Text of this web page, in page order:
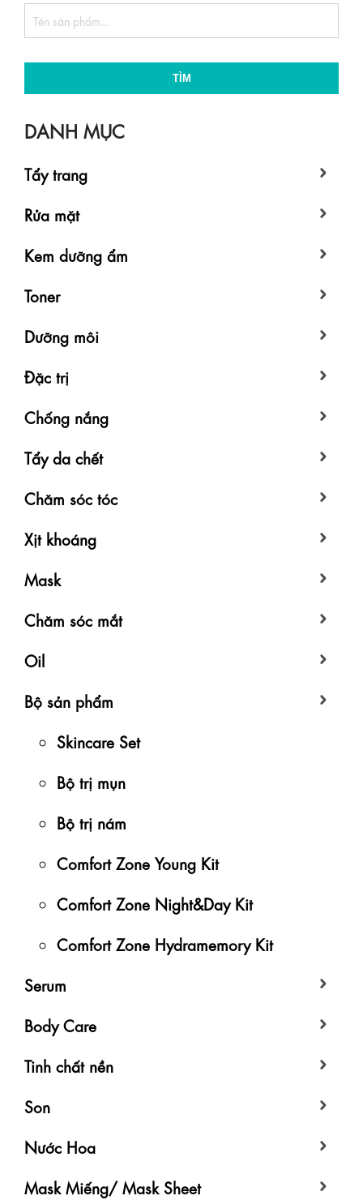
TÌM
DANH MỤC
Tẩy trang
Rửa mặt
Kem dưỡng ẩm
Toner
Dưỡng môi
Đặc trị
Chống nắng
Tẩy da chết
Chăm sóc tóc
Xịt khoáng
Mask
Chăm sóc mắt
Oil
Bộ sản phẩm
Skincare Set
Bộ trị mụn
Bộ trị nám
Comfort Zone Young Kit
Comfort Zone Night&Day Kit
Comfort Zone Hydramemory Kit
Serum
Body Care
Tinh chất nền
Son
Nước Hoa
Mask Miếng/ Mask Sheet